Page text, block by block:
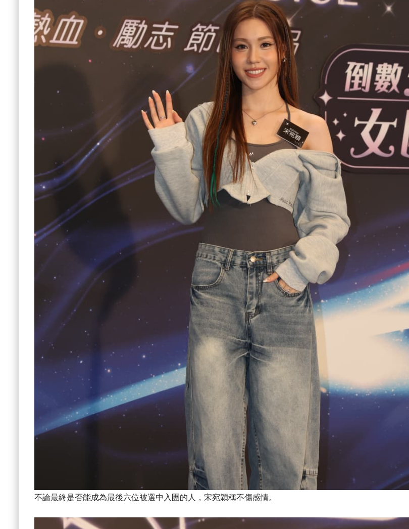
不論最終是否能成為最後六位被選中入團的人，宋宛穎稱不傷感情。